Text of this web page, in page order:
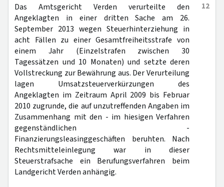
12
Das Amtsgericht Verden verurteilte den
Angeklagten in einer dritten Sache am 26.
September 2013 wegen Steuerhinterziehung in
acht Fällen zu einer Gesamtfreiheitsstrafe von
einem Jahr (Einzelstrafen zwischen 30
Tagessätzen und 10 Monaten) und setzte deren
Vollstreckung zur Bewährung aus. Der Verurteilung
lagen Umsatzsteuerverkürzungen des
Angeklagten im Zeitraum April 2009 bis Februar
2010 zugrunde, die auf unzutreffenden Angaben im
Zusammenhang mit den - im hiesigen Verfahren
gegenständlichen -
Finanzierungsleasinggeschäften beruhten. Nach
Rechtsmitteleinlegung war in dieser
Steuerstrafsache ein Berufungsverfahren beim
Landgericht Verden anhängig.